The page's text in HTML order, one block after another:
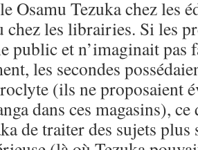
Osamu Tezuka chez les
chez les librairies. Si les
public et n’imaginait pas
les secondes
(ils ne proposaient
dans ces magasins),
de traiter des sujets plus